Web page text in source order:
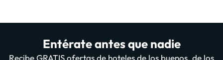
Entérate antes que nadie
Recibe GRATIS ofertas de hoteles de los buenos, de los